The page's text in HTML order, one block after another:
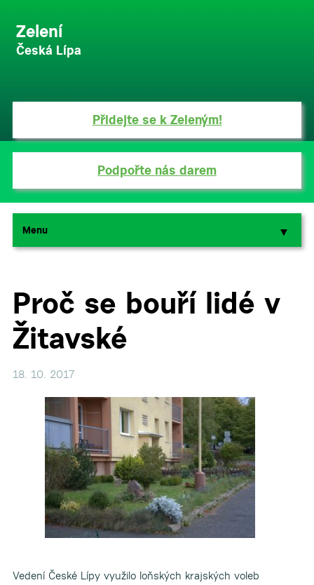
Zelení
Česká Lípa
Přidejte se k Zeleným!
Podpořte nás darem
Menu ▼
▼
Proč se bouří lidé v
Žitavské
18. 10. 2017
Vedení České Lípy využilo loňských krajských voleb